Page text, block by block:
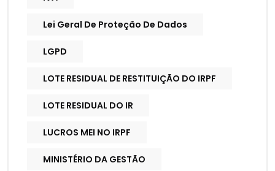
Lei Geral De Proteção De Dados
LGPD
LOTE RESIDUAL DE RESTITUIÇÃO DO IRPF
LOTE RESIDUAL DO IR
LUCROS MEI NO IRPF
MINISTÉRIO DA GESTÃO